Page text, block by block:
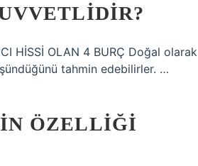
HİSSİ OLAN 4 BURÇ Doğal olarak
tahmin edebilirler. …
ÖZELLIĞI